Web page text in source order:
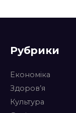
Рубрики
Економіка
Здоров’я
Культура